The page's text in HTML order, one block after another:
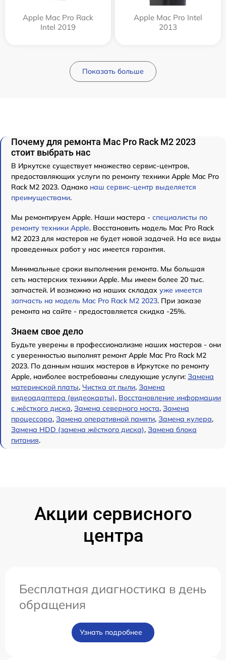
Apple Mac Pro Rack
Intel 2019
Apple Mac Pro Intel
2013
Показать больше
Почему для ремонта Mac Pro Rack M2 2023
стоит выбрать нас
В Иркутске существует множество сервис-центров,
предоставляющих услуги по ремонту техники Apple Mac Pro
Rack M2 2023. Однако наш сервис-центр выделяется
преимуществами.
Мы ремонтируем Apple. Наши мастера - специалисты по
ремонту техники Apple. Восстановить модель Mac Pro Rack
M2 2023 для мастеров не будет новой задачей. На все виды
проведенных работ у нас имеется гарантия.
Минимальные сроки выполнения ремонта. Мы большая
сеть мастерских техники Apple. Мы имеем более 20 тыс.
запчастей. И возможно на наших складах уже имеется
запчасть на модель Mac Pro Rack M2 2023. При заказе
ремонта на сайте - предоставляется скидка -25%.
Знаем свое дело
Будьте уверены в профессионализме наших мастеров - они
с уверенностью выполнят ремонт Apple Mac Pro Rack M2
2023. По данным наших мастеров в Иркутске по ремонту
Apple, наиболее востребованы следующие услуги: Замена
материнской платы, Чистка от пыли, Замена
видеоадаптера (видеокарты), Восстановление информации
с жёсткого диска, Замена северного моста, Замена
процессора, Замена оперативной памяти, Замена кулера,
Замена HDD (замена жёсткого диска), Замена блока
питания.
Акции сервисного
центра
Бесплатная диагностика в день
обращения
Узнать подробнее